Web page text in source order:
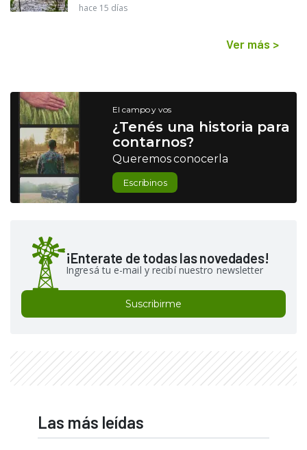
hace 15 días
Ver más >
El campo y vos
¿Tenés una historia para
contarnos?
Queremos conocerla
Escribinos
¡Enterate de todas las novedades!
Ingresá tu e-mail y recibí nuestro newsletter
Suscribirme
Las más leídas